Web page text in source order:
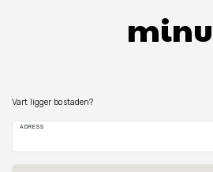
Vart ligger bostaden?
ADRESS